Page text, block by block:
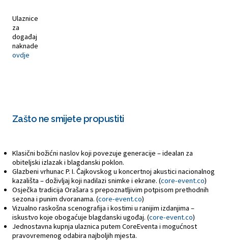
Ulaznice
za
događaj
naknade
ovdje
Zašto ne smijete propustiti
Klasični božićni naslov koji povezuje generacije – idealan za
obiteljski izlazak i blagdanski poklon.
Glazbeni vrhunac P. I. Čajkovskog u koncertnoj akustici nacionalnog
kazališta – doživljaj koji nadilazi snimke i ekrane. (core-event.co)
Osječka tradicija Orašara s prepoznatljivim potpisom prethodnih
sezona i punim dvoranama. (core-event.co)
Vizualno raskošna scenografija i kostimi u ranijim izdanjima –
iskustvo koje obogaćuje blagdanski ugođaj. (core-event.co)
Jednostavna kupnja ulaznica putem CoreEventa i mogućnost
pravovremenog odabira najboljih mjesta.